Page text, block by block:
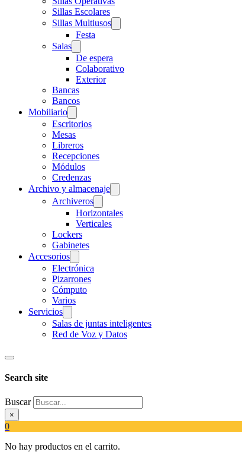
Sillas Escolares
Sillas Multiusos
Festa
Salas
De espera
Colaborativo
Exterior
Bancas
Bancos
Mobiliario
Escritorios
Mesas
Libreros
Recepciones
Módulos
Credenzas
Archivo y almacenaje
Archiveros
Horizontales
Verticales
Lockers
Gabinetes
Accesorios
Electrónica
Pizarrones
Cómputo
Varios
Servicios
Salas de juntas inteligentes
Red de Voz y Datos
Search site
Buscar
×
0
No hay productos en el carrito.